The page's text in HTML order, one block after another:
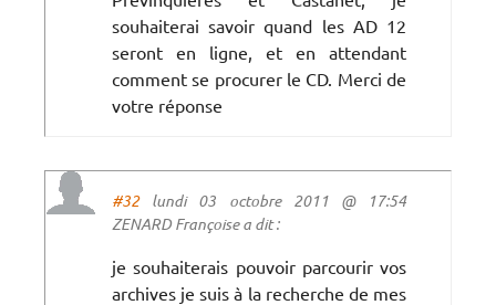
souhaiterai savoir quand les AD 12
seront en ligne, et en attendant
comment se procurer le CD. Merci de
votre réponse
#32lundi 03 octobre 2011 @ 17:54
ZENARD Françoise a dit :
je souhaiterais pouvoir parcourir vos
archives je suis à la recherche de mes